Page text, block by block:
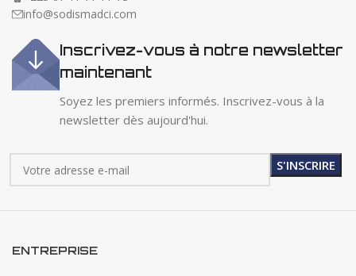
info@sodismadci.com
Inscrivez-vous à notre newsletter
maintenant
Soyez les premiers informés. Inscrivez-vous à la
newsletter dès aujourd'hui.
ENTREPRISE